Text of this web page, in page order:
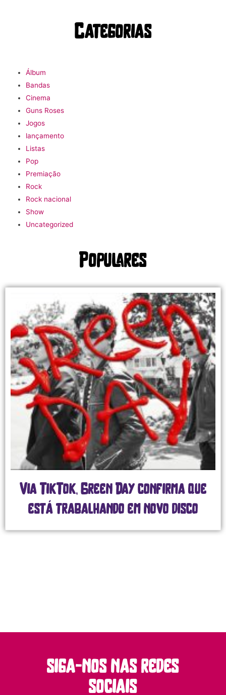
Categorias
Álbum
Bandas
Cinema
Guns Roses
Jogos
lançamento
Listas
Pop
Premiação
Rock
Rock nacional
Show
Uncategorized
Populares
Twenty One Pilots e The
unem gerações com shows
grandiosos no GPWeek, em São
siga-nos nas redes